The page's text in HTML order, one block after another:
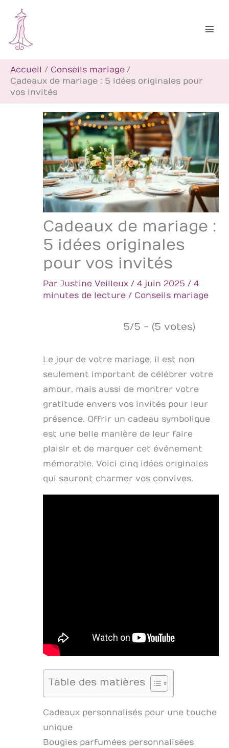
contenu
Accueil
Conseils mariage
Cadeaux de mariage : 5 idées originales pour
vos invités
Cadeaux de mariage :
5 idées originales
pour vos invités
Par Justine Veilleux / 4 juin 2025 / 4
minutes de lecture / Conseils mariage
5/5 - (5 votes)
Le jour de votre mariage, il est non
seulement important de célébrer votre
amour, mais aussi de montrer votre
gratitude envers vos invités pour leur
présence. Offrir un cadeau symbolique
est une belle manière de leur faire
plaisir et de marquer cet événement
mémorable. Voici cinq idées originales
qui sauront charmer vos convives.
Table des matières
Cadeaux personnalisés pour une touche
unique
Bougies parfumées personnalisées
c
h
e
r
c